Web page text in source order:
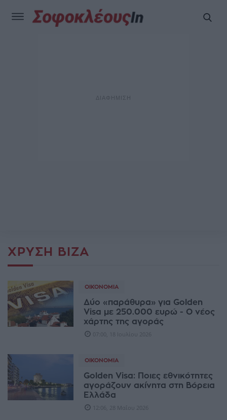
ΧΡΥΣΉ ΒΊΖΑ
ΟΙΚΟΝΟΜΊΑ
Δύο «παράθυρα» για Golden
Visa με 250.000 ευρώ - Ο νέος
χάρτης της αγοράς
07:00, 18 Ιουλίου 2026
ΟΙΚΟΝΟΜΊΑ
Golden Visa: Ποιες εθνικότητες
αγοράζουν ακίνητα στη Βόρεια
Ελλάδα
12:06, 28 Μαΐου 2026